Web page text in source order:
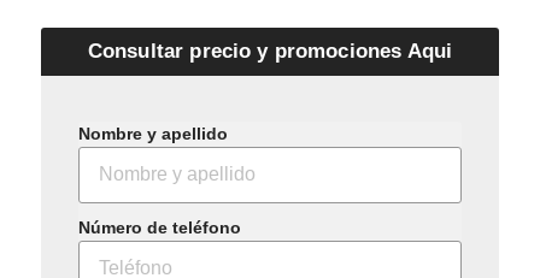
Consultar precio y promociones Aqui
Nombre y apellido
Número de teléfono